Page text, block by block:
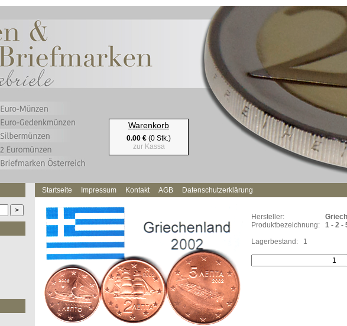
Warenkorb
0.00 € (0 Stk.)
zur Kassa
Startseite Impressum Kontakt AGB Datenschutzerklärung
Hersteller:
Produktbezeichnung:
1 - 2 -
Lagerbestand:
1